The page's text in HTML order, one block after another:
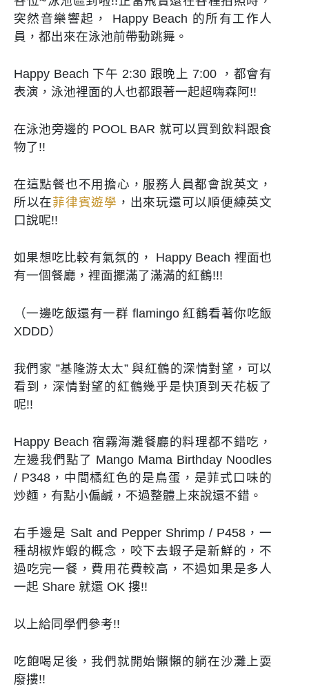
突然音樂響起， Happy Beach 的所有工作人
員，都出來在泳池前帶動跳舞。
Happy Beach 下午 2:30 跟晚上 7:00 ，都會有
表演，泳池裡面的人也都跟著一起超嗨森阿!!
在泳池旁邊的 POOL BAR 就可以買到飲料跟食
物了!!
在這點餐也不用擔心，服務人員都會說英文，
所以在菲律賓遊學 ，出來玩還可以順便練英文
口說呢!!
如果想吃比較有氣氛的， Happy Beach 裡面也
有一個餐廳，裡面擺滿了滿滿的紅鶴!!!
（一邊吃飯還有一群 flamingo 紅鶴看著你吃飯
XDDD）
我們家 ”基隆游太太” 與紅鶴的深情對望，可以
看到，深情對望的紅鶴幾乎是快頂到天花板了
呢!!
Happy Beach 宿霧海灘餐廳的料理都不錯吃，
左邊我們點了 Mango Mama Birthday Noodles
/ P348，中間橘紅色的是鳥蛋，是菲式口味的
炒麵，有點小偏鹹，不過整體上來說還不錯。
右手邊是 Salt and Pepper Shrimp / P458，一
種胡椒炸蝦的概念，咬下去蝦子是新鮮的，不
過吃完一餐，費用花費較高，不過如果是多人
一起 Share 就還 OK 摟!!
以上給同學們參考!!
吃飽喝足後，我們就開始懶懶的躺在沙灘上耍
廢摟!!